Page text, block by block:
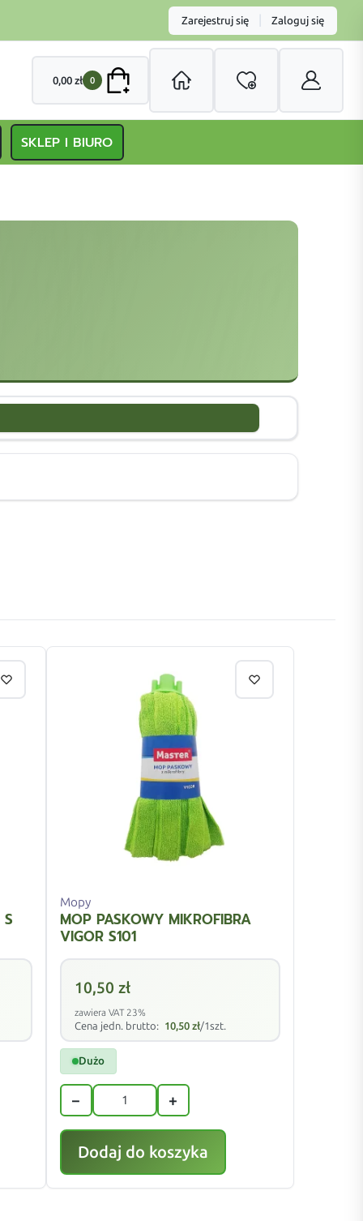
Zarejestruj się Zaloguj się
0,00 zł 0
SKLEP I BIURO
Mopy
MOP PASKOWY MIKROFIBRA
VIGOR S101
10,50 zł
zawiera VAT 23%
Cena jedn. brutto: 10,50 zł/1szt.
Dużo
− +
Dodaj do koszyka